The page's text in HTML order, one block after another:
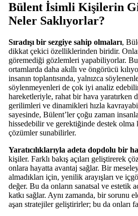
Bülent İsimli Kişilerin
Neler Saklıyorlar?
Sıradışı bir sezgiye sahip olmaları,
dikkat çekici özelliklerinden biridir.
göremediği gözlemleri yapabiliyorlar.
ortamlarda daha akıllı ve öngörücü
insanın toplantısında, yalnızca
söylenmeyenleri de çok iyi analiz
hareketleriyle, rahat bir hava yaratırken
gerilimleri ve dinamikleri hızla
sayesinde, Bülent’ler çoğu zaman
hissedebilir ve gerektiğinde destek olma
çözümler sunabilirler.
Yaratıcılıklarıyla adeta dopdolu bir
kişiler. Farklı bakış açıları geliştirerek
onlara hayatta avantaj sağlar. Bir
almadıkları için, yenilik arayışları ve
değer. Bu da onların sanatsal ve estetik
katkı sağlar. Aynı zamanda, bir sorunu
aşan stratejiler geliştirirler; bu da onları